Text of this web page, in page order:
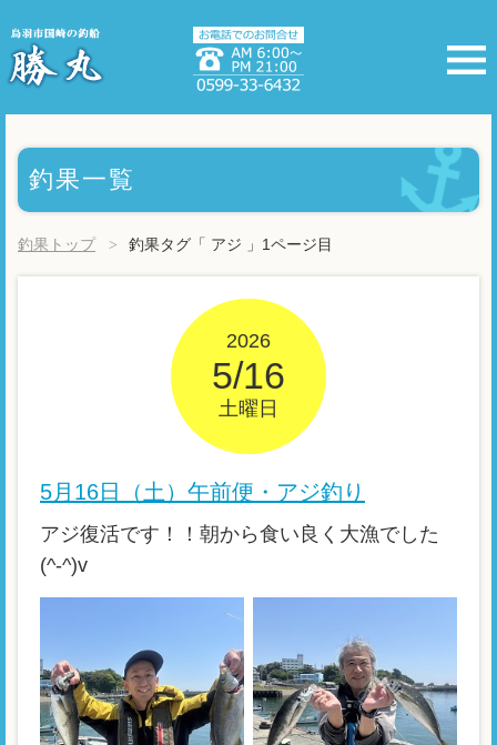
釣果一覧
釣果トップ 釣果タグ「 アジ 」1ページ目
2026
5/16
土曜日
5月16日（土）午前便・アジ釣り
アジ復活です！！朝から食い良く大漁でした
(^-^)v